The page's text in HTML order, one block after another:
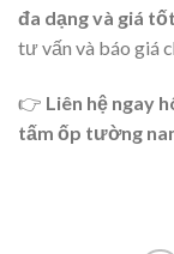
đa dạng và giá tốt
tư vấn và báo giá
👉 Liên hệ ngay
tấm ốp tường